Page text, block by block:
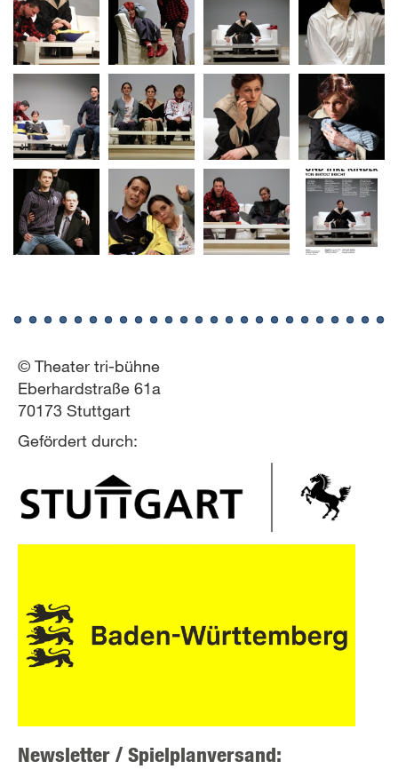
© Theater tri-bühne
Eberhardstraße 61a
70173 Stuttgart
Gefördert durch:
Newsletter / Spielplanversand: